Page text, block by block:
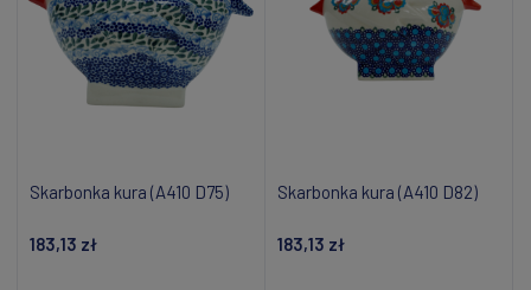
Skarbonka kura (A410 D75)
183,13 zł
Skarbonka kura (A410 D82)
183,13 zł